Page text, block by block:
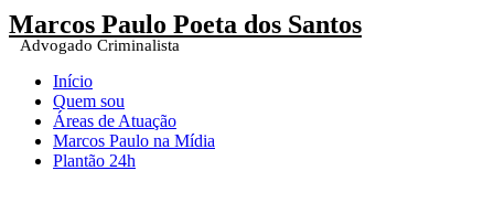
Marcos Paulo Poeta dos Santos
Advogado Criminalista
Início
Quem sou
Áreas de Atuação
Marcos Paulo na Mídia
Plantão 24h